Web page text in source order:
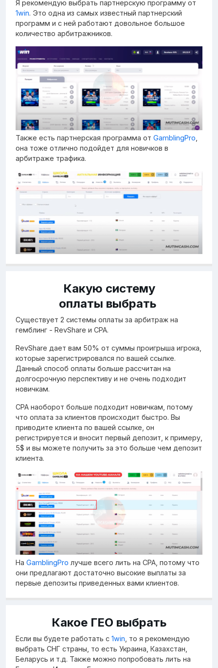
Я рекомендую выбрать партнерскую программу от
1win. Это одна из самых известный партнерский
программ и с ней работают довольное большое
количество арбитражников.
Также есть партнерская программа от GamblingPro
она тоже отлично подойдет для новичков в
арбитраже трафика.
Какую систему
оплаты выбрать
Существует 2 системы оплаты за арбитраж на
гемблинг - RevShare и CPA.
RevShare дает вам 50% от суммы проигрыша игрока,
которые зарегистрировался по вашей ссылке.
Данный способ оплаты больше рассчитан на
долгосрочную перспективу и не очень подходит
новичкам.
CPA наоборот больше подходит новичкам, потому
что оплата за клиентов происходит быстро. Вы
приводите клиента по вашей ссылке, он
регистрируется и вносит первый депозит, к примеру,
5$ и вы можете получить за это больше чем депозит
клиента.
На GamblingPro лучше всего лить на CPA, потому что
они предлагают достаточно высокие выплаты за
первые депозиты приведенных вами клиентов.
Какое ГЕО выбрать
Если вы будете работать с 1win , то я рекомендую
выбрать СНГ страны, то есть Украина, Казахстан,
Беларусь и т.д. Также можно попробовать лить на